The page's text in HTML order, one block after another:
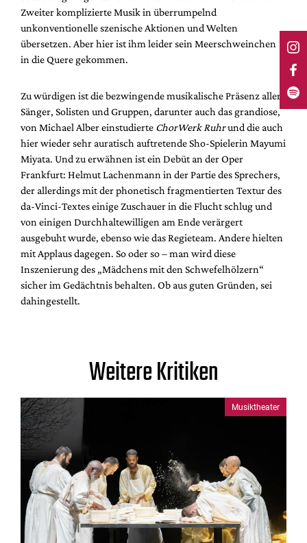
Zweiter komplizierte Musik in überrumpelnd
unkonventionelle szenische Aktionen und Welten
übersetzen. Aber hier ist ihm leider sein Meerschweinchen
in die Quere gekommen.
Zu würdigen ist die bezwingende musikalische Präsenz aller
Sänger, Solisten und Gruppen, darunter auch das grandiose,
von Michael Alber einstudierte ChorWerk Ruhrund die auch
hier wieder sehr auratisch auftretende Sho-Spielerin Mayumi
Miyata. Und zu erwähnen ist ein Debüt an der Oper
Frankfurt: Helmut Lachenmann in der Partie des Sprechers,
der allerdings mit der phonetisch fragmentierten Textur des
da-Vinci-Textes einige Zuschauer in die Flucht schlug und
von einigen Durchhaltewilligen am Ende verärgert
ausgebuht wurde, ebenso wie das Regieteam. Andere hielten
mit Applaus dagegen. So oder so – man wird diese
Inszenierung des „Mädchens mit den Schwefelhölzern“
sicher im Gedächtnis behalten. Ob aus guten Gründen, sei
dahingestellt.
Weitere Kritiken
Musiktheater